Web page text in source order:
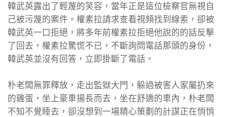
韓武英露出了輕蔑的笑容，當年正是這位檢察官無視自
己被污蔑的案件。權素拉請求查看視頻找到線索，卻被
韓武英一口拒絕，將多年前權素拉拒絕他說的的話反擊
了回去，權素拉驚慌不已，不斷詢問電話那頭的身份，
韓武英並沒有回答，立即掛斷了電話。
朴老闆無罪釋放，走出監獄大門，躲過被害人家屬扔來
的雞蛋，坐上豪車揚長而去，坐在舒適的車內，朴老闆
不知不覺睡去，卻沒想到一場精心策劃的計謀正在悄悄